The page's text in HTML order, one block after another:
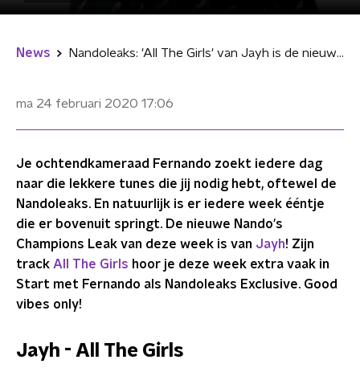
News Nandoleaks: 'All The Girls' van Jayh is de nieuwe Champions Leak
ma 24 februari 2020 17:06
Je ochtendkameraad Fernando zoekt iedere dag
naar die lekkere tunes die jij nodig hebt, oftewel de
Nandoleaks. En natuurlijk is er iedere week ééntje
die er bovenuit springt. De nieuwe Nando's
Champions Leak van deze week is van Jayh! Zijn
track All The Girls hoor je deze week extra vaak in
Start met Fernando als Nandoleaks Exclusive. Good
vibes only!
Jayh - All The Girls